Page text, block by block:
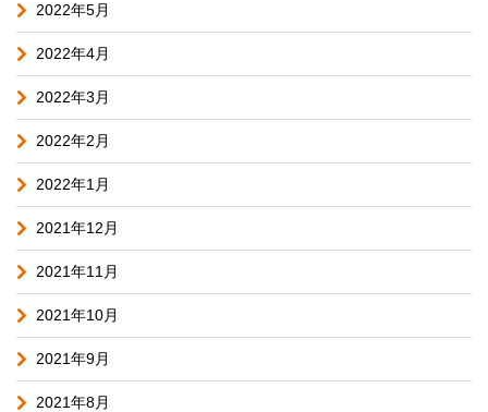
2022年5月
2022年4月
2022年3月
2022年2月
2022年1月
2021年12月
2021年11月
2021年10月
2021年9月
2021年8月